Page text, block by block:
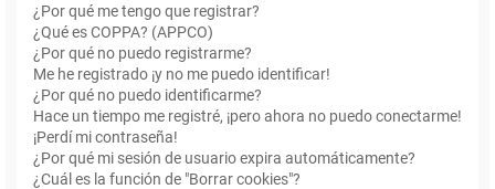
¿Por qué me tengo que registrar?
¿Qué es COPPA? (APPCO)
¿Por qué no puedo registrarme?
Me he registrado ¡y no me puedo identificar!
¿Por qué no puedo identificarme?
Hace un tiempo me registré, ¡pero ahora no puedo conectarme!
¡Perdí mi contraseña!
¿Por qué mi sesión de usuario expira automáticamente?
¿Cuál es la función de "Borrar cookies"?